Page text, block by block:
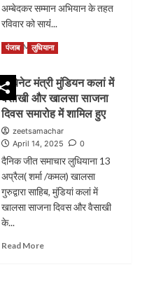
मंदिर
गेट
साथ
को
डंपिंग
किया
रहा
अम्बेदकर सम्मान अभियान के तहत
रविवार को सायंं...
Read MoreRead
more
कांग्रेस
ने
रची
डा.
को
हराने
की
साजिश
पंजाब लुधियाना
कैबिनेट मंत्री मुंडियन कलां में
वैसाखी और खालसा साजना
दिवस समारोह में शामिल हुए
zeetsamachar
April 14, 2025
0
दैनिक जीत समाचार लुधियाना 13
अप्रैल( शर्मा /कमल) खालसा
गुरुद्वारा साहिब, मुंडियां कलां में
खालसा साजना दिवस और वैसाखी
के...
Read MoreRead